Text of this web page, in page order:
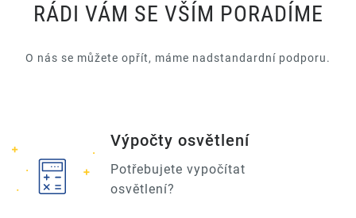
RÁDI VÁM SE VŠÍM PORADÍME
O nás se můžete opřít, máme nadstandardní podporu.
Výpočty osvětlení
Potřebujete vypočítat
osvětlení?